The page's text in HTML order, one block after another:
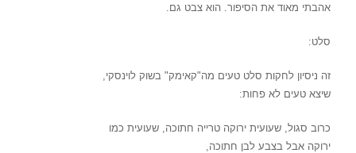
אהבתי מאוד את הסיפור. הוא צבט גם.
סלט:
זה ניסיון לחקות סלט טעים מה"קאימק" בשוק לוינסקי,
שיצא טעים לא פחות:
כרוב סגול, שעועית ירוקה טרייה חתוכה, שעועית כמו
ירוקה אבל בצבע לבן חתוכה,